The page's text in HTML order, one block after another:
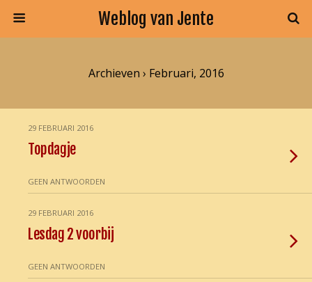
Weblog van Jente
Archieven › Februari, 2016
29 FEBRUARI 2016
Topdagje
GEEN ANTWOORDEN
29 FEBRUARI 2016
Lesdag 2 voorbij
GEEN ANTWOORDEN